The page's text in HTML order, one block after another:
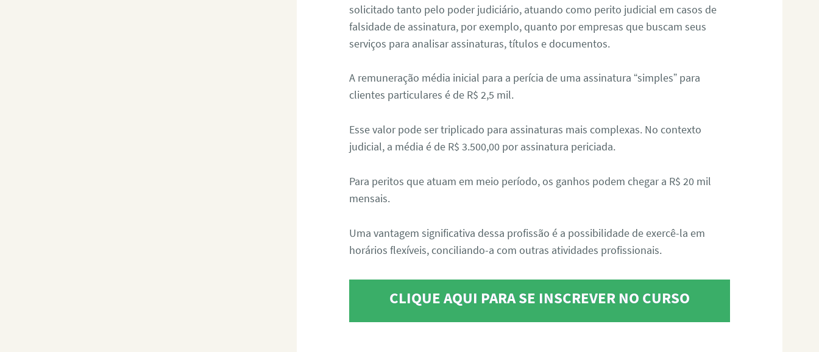
solicitado tanto pelo poder judiciário, atuando como perito judicial em casos de
falsidade de assinatura, por exemplo, quanto por empresas que buscam seus
serviços para analisar assinaturas, títulos e documentos.
A remuneração média inicial para a perícia de uma assinatura “simples” para
clientes particulares é de R$ 2,5 mil.
Esse valor pode ser triplicado para assinaturas mais complexas. No contexto
judicial, a média é de R$ 3.500,00 por assinatura periciada.
Para peritos que atuam em meio período, os ganhos podem chegar a R$ 20 mil
mensais.
Uma vantagem significativa dessa profissão é a possibilidade de exercê-la em
horários flexíveis, conciliando-a com outras atividades profissionais.
CLIQUE AQUI PARA SE INSCREVER NO CURSO